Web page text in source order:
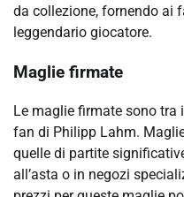
da collezione, fornendo ai
leggendario giocatore.
Maglie firmate
Le maglie firmate sono
fan di Philipp Lahm.
quelle di partite
all’asta o in negozi